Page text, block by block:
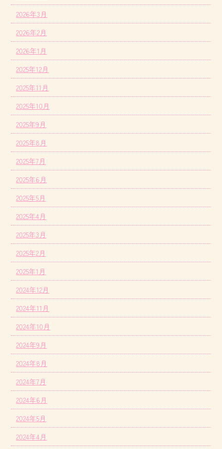
2026年3月
2026年2月
2026年1月
2025年12月
2025年11月
2025年10月
2025年9月
2025年8月
2025年7月
2025年6月
2025年5月
2025年4月
2025年3月
2025年2月
2025年1月
2024年12月
2024年11月
2024年10月
2024年9月
2024年8月
2024年7月
2024年6月
2024年5月
2024年4月